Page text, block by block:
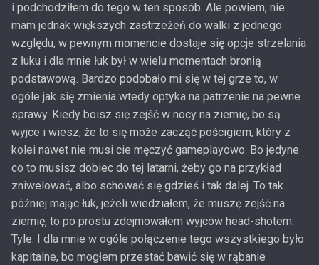
i podchodziłem do tego w ten sposób. Ale powiem, nie
mam jednak większych zastrzeżeń do walki z jednego
względu, w pewnym momencie dostaje się opcje strzelania
z łuku i dla mnie łuk był w wielu momentach bronią
podstawową. Bardzo podobało mi się w tej grze to, w
ogóle jak się zmienia wtedy optyka na patrzenie na pewne
sprawy. Kiedy boisz się zejść w nocy na ziemię, bo są
wyjce i wiesz, że to się może zacząć pościgiem, który z
kolei nawet nie musi cie męczyć gameplayowo. Bo jedyne
co to musisz dobiec do tej latarni, żeby go na przykład
zniwelować, albo schować się gdzieś i tak dalej. To tak
później mając łuk, jeżeli wiedziałem, że muszę zejść na
ziemię, to po prostu zdejmowałem wyjców head-shotem.
Tyle. I dla mnie w ogóle połączenie tego wszystkiego było
kapitalne, bo mogłem przestać bawić się w rąbanie